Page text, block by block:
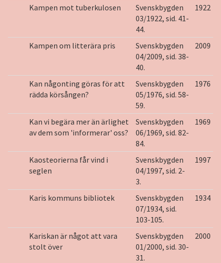
Kampen mot tuberkulosen
Svenskbygden
03/1922, sid. 41-
44.
1922
Kampen om litterära pris
Svenskbygden
04/2009, sid. 38-
40.
2009
Kan någonting göras för att
rädda körsången?
Svenskbygden
05/1976, sid. 58-
59.
1976
Kan vi begära mer än ärlighet
av dem som 'informerar' oss?
Svenskbygden
06/1969, sid. 82-
84.
1969
Kaosteorierna får vind i
seglen
Svenskbygden
04/1997, sid. 2-
3.
1997
Karis kommuns bibliotek
Svenskbygden
07/1934, sid.
103-105.
1934
Kariskan är något att vara
stolt över
Svenskbygden
01/2000, sid. 30-
31.
2000